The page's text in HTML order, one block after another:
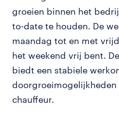
groeien binnen het
to-date te houden. De
maandag tot en met
het weekend vrij bent.
biedt een stabiele
doorgroeimogelijkheden
chauffeur.